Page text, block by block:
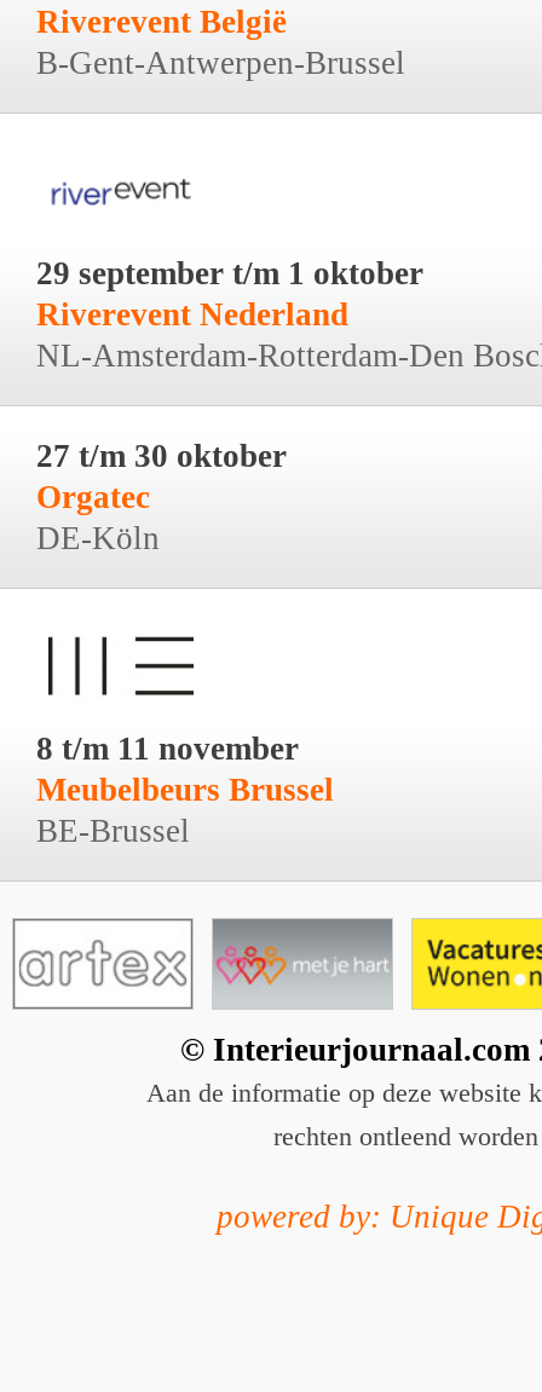
Riverevent België
B-Gent-Antwerpen-Brussel
29 september t/m 1 oktober
Riverevent Nederland
NL-Amsterdam-Rotterdam-Den
27 t/m 30 oktober
Orgatec
DE-Köln
8 t/m 11 november
Meubelbeurs Brussel
BE-Brussel
© Interieurjournaal.com
Aan de informatie op deze website
rechten ontleend worden
powered by: Unique